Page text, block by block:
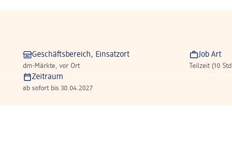
Geschäftsbereich, Einsatzort
dm-Märkte, vor Ort
Job Art
Teilzeit (10
Zeitraum
ab sofort bis 30.04.2027